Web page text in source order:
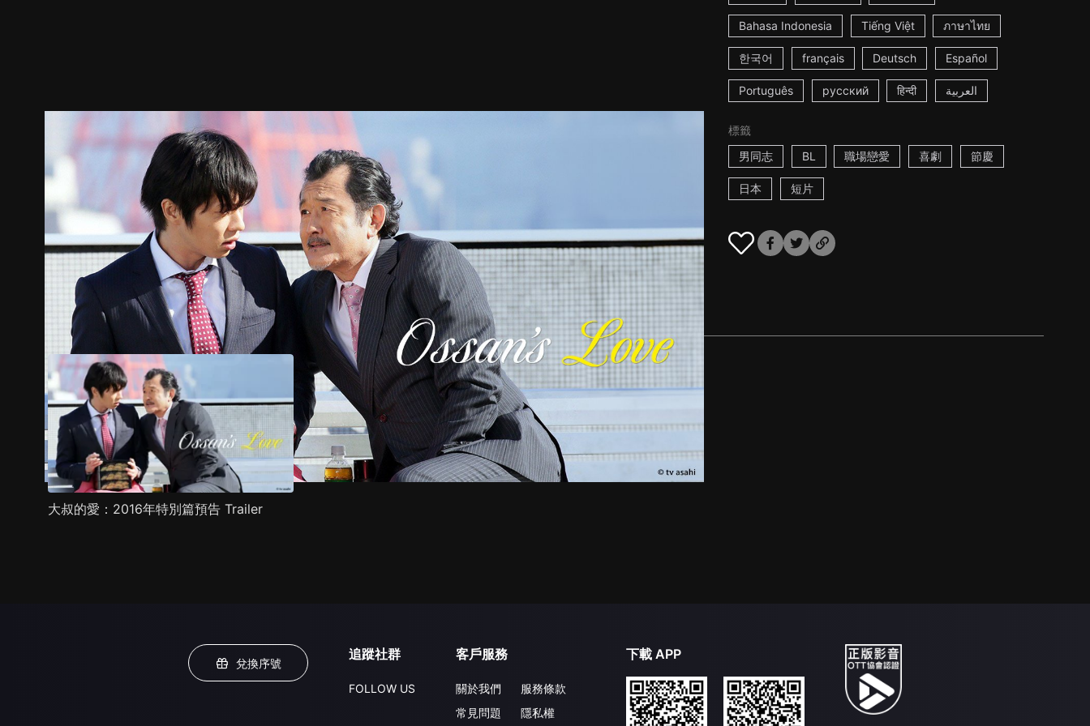
Bahasa Indonesia Tiếng Việt ภาษาไทย
한국어 français Deutsch Español
Português русский हिन्दी العربية
標籤
男同志
BL 職場戀愛 喜劇 節慶
日本 短片
預告 劇照 推薦影片 劇情介紹
大叔的愛：2016年特別篇預告 Trailer
兌換序號
追蹤社群
FOLLOW US
客戶服務
關於我們
常見問題
服務條款
隱私權
下載 APP